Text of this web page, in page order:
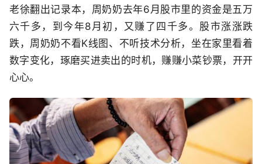
老徐翻出记录本，周奶奶去年6月股市里的资金是五万
六千多，到今年8月初，又赚了四千多。股市涨涨跌
跌，周奶奶不看K线图、不听技术分析，坐在家里看着
数字变化，琢磨买进卖出的时机，赚赚小菜钞票，开开
心心。